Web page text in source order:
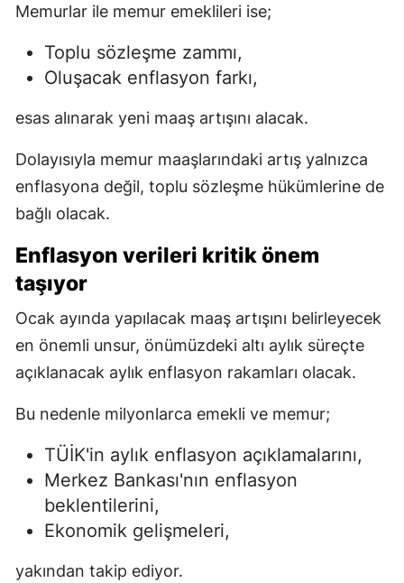
Memurlar ile memur emeklileri ise;
Toplu sözleşme zammı,
Oluşacak enflasyon farkı,
esas alınarak yeni maaş artışını alacak.
Dolayısıyla memur maaşlarındaki artış yalnızca
enflasyona değil, toplu sözleşme hükümlerine de
bağlı olacak.
Enflasyon verileri kritik önem
taşıyor
Ocak ayında yapılacak maaş artışını belirleyecek
en önemli unsur, önümüzdeki altı aylık süreçte
açıklanacak aylık enflasyon rakamları olacak.
Bu nedenle milyonlarca emekli ve memur;
TÜİK'in aylık enflasyon açıklamalarını,
Merkez Bankası'nın enflasyon
beklentilerini,
Ekonomik gelişmeleri,
yakından takip ediyor.